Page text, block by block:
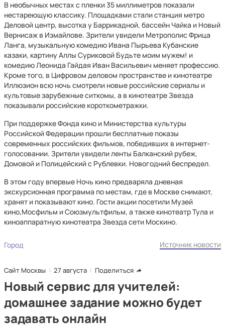
В необычных местах с пленки 35 миллиметров показали
нестареющую классику. Площадками стали станция метро
Деловой центр, высотка у Баррикадной, бассейн Чайка и Новый
Вернисаж в Измайлове. Зрители увидели Метрополис Фрица
Ланга, музыкальную комедию Ивана Пырьева Кубанские
казаки, картину Аллы Суриковой Будьте моим мужем! и
комедию Леонида Гайдая Иван Васильевич меняет профессию.
Кроме того, в Цифровом деловом пространстве и кинотеатре
Иллюзион всю ночь смотрели новые российские сериалы и
культовые зарубежные ситкомы, а в кинотеатре Звезда
показывали российские короткометражки.
При поддержке Фонда кино и Министерства культуры
Российской Федерации прошли бесплатные показы
современных российских фильмов, победивших в интернет-
голосовании. Зрители увидели ленты Балканский рубеж,
Домовой и Полицейский с Рублевки. Новогодний беспредел.
В этом году впервые Ночь кино предваряла дневная
экскурсионная программа по местам, где в Москве снимают,
хранят и показывают кино. Гости акции посетили Музей
кино,Мосфильм и Союзмультфильм, а также кинотеатр Тула и
киноаппаратную кинотеатра Звезда сети Москино.
Город Источник новости
Сайт Москвы 27 августа Поделиться
Новый сервис для учителей:
домашнее задание можно будет
задавать онлайн